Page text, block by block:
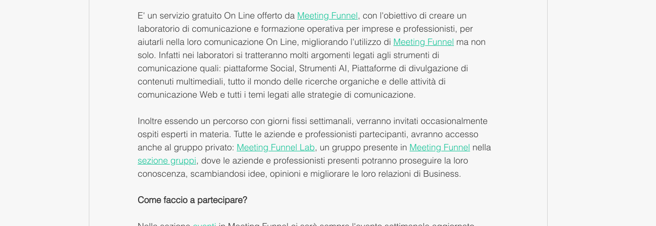
E' un servizio gratuito On Line offerto da Meeting Funnel, con l'obiettivo di creare un
laboratorio di comunicazione e formazione operativa per imprese e professionisti, per
aiutarli nella loro comunicazione On Line, migliorando l'utilizzo di Meeting Funnel ma non
solo. Infatti nei laboratori si tratteranno molti argomenti legati agli strumenti di
comunicazione quali: piattaforme Social, Strumenti AI, Piattaforme di divulgazione di
contenuti multimediali, tutto il mondo delle ricerche organiche e delle attività di
comunicazione Web e tutti i temi legati alle strategie di comunicazione.
Inoltre essendo un percorso con giorni fissi settimanali, verranno invitati occasionalmente
ospiti esperti in materia. Tutte le aziende e professionisti partecipanti, avranno accesso
anche al gruppo privato: Meeting Funnel Lab, un gruppo presente in Meeting Funnel nella
sezione gruppi, dove le aziende e professionisti presenti potranno proseguire la loro
conoscenza, scambiandosi idee, opinioni e migliorare le loro relazioni di Business.
Come faccio a partecipare?